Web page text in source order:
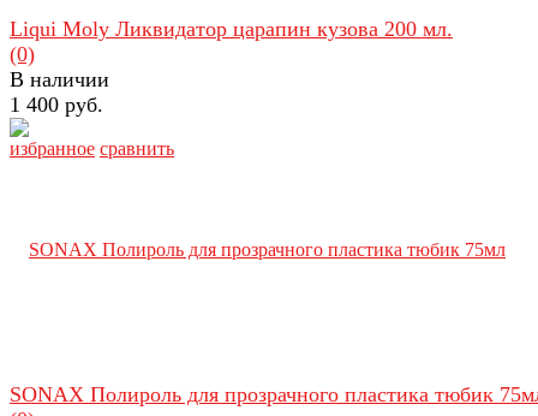
избранное сравнить
Liqui Moly Ликвидатор царапин кузова 200 мл.
(0)
В наличии
1 400 руб.
SONAX Полироль для прозрачного пластика тюбик